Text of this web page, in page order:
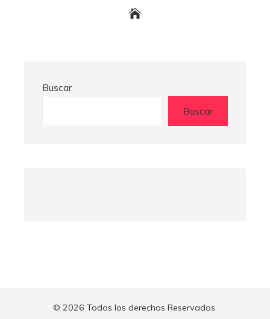
Buscar
Buscar
© 2026 Todos los derechos Reservados.